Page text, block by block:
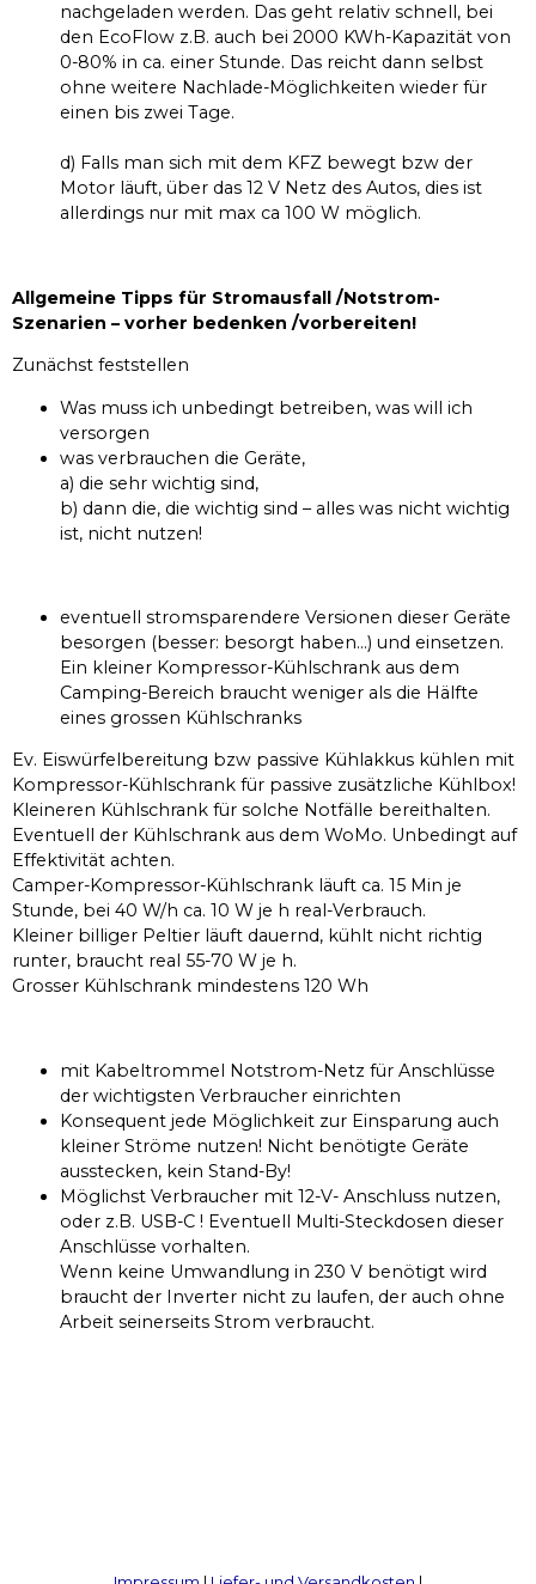
nachgeladen werden. Das geht relativ schnell, bei
den EcoFlow z.B. auch bei 2000 KWh-Kapazität von
0-80% in ca. einer Stunde. Das reicht dann selbst
ohne weitere Nachlade-Möglichkeiten wieder für
einen bis zwei Tage.
d) Falls man sich mit dem KFZ bewegt bzw der
Motor läuft, über das 12 V Netz des Autos, dies ist
allerdings nur mit max ca 100 W möglich.
Allgemeine Tipps für Stromausfall /Notstrom-
Szenarien – vorher bedenken /vorbereiten!
Zunächst feststellen
Was muss ich unbedingt betreiben, was will ich
versorgen
was verbrauchen die Geräte,
a) die sehr wichtig sind,
b) dann die, die wichtig sind – alles was nicht wichtig
ist, nicht nutzen!
eventuell stromsparendere Versionen dieser Geräte
besorgen (besser: besorgt haben…) und einsetzen.
Ein kleiner Kompressor-Kühlschrank aus dem
Camping-Bereich braucht weniger als die Hälfte
eines grossen Kühlschranks
Ev. Eiswürfelbereitung bzw passive Kühlakkus kühlen mit
Kompressor-Kühlschrank für passive zusätzliche Kühlbox!
Kleineren Kühlschrank für solche Notfälle bereithalten.
Eventuell der Kühlschrank aus dem WoMo. Unbedingt auf
Effektivität achten.
Camper-Kompressor-Kühlschrank läuft ca. 15 Min je
Stunde, bei 40 W/h ca. 10 W je h real-Verbrauch.
Kleiner billiger Peltier läuft dauernd, kühlt nicht richtig
runter, braucht real 55-70 W je h.
Grosser Kühlschrank mindestens 120 Wh
mit Kabeltrommel Notstrom-Netz für Anschlüsse
der wichtigsten Verbraucher einrichten
Konsequent jede Möglichkeit zur Einsparung auch
kleiner Ströme nutzen! Nicht benötigte Geräte
ausstecken, kein Stand-By!
Möglichst Verbraucher mit 12-V- Anschluss nutzen,
oder z.B. USB-C ! Eventuell Multi-Steckdosen dieser
Anschlüsse vorhalten.
Wenn keine Umwandlung in 230 V benötigt wird
braucht der Inverter nicht zu laufen, der auch ohne
Arbeit seinerseits Strom verbraucht.